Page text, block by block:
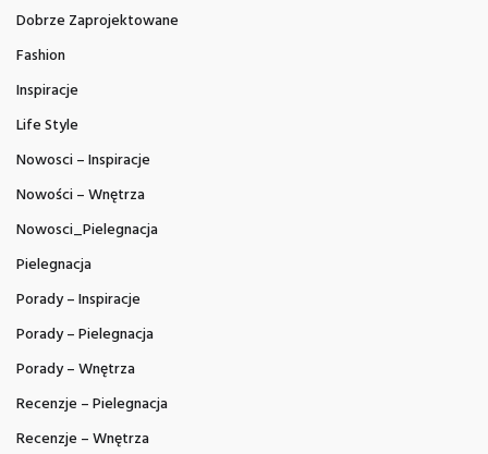
Dobrze Zaprojektowane
Fashion
Inspiracje
Life Style
Nowosci – Inspiracje
Nowości – Wnętrza
Nowosci_Pielegnacja
Pielegnacja
Porady – Inspiracje
Porady – Pielegnacja
Porady – Wnętrza
Recenzje – Pielegnacja
Recenzje – Wnętrza